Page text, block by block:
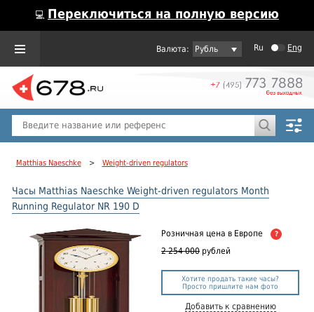
💻 Переключиться на полную версию
Рубль Ru Eng
Matthias Naeschke > Weight-driven regulators
Часы Matthias Naeschke Weight-driven regulators Month
Running Regulator NR 190 D
Розничная цена в Европе ?
2 254 000 рублей
Хотите продать такие часы?
Просто пришлите нам фото
Добавить к сравнению